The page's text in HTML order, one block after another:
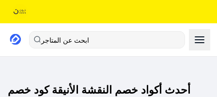
ابحث عن المتاجر
أحدث أكواد خصم النقشة الأنيقة كود خصم